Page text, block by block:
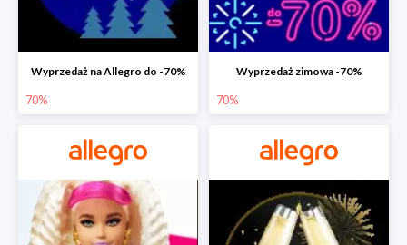
Wyprzedaż na Allegro do -70%
70%
Wyprzedaż zimowa -70%
70%